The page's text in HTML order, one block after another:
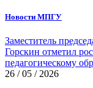
Новости МПГУ
Заместитель
Горскин отметил
педагогическому
26 / 05 / 2026